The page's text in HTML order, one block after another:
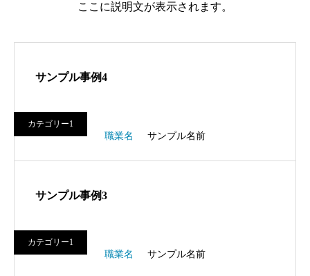
ここに説明文が表示されます。
サンプル事例4
職業名 サンプル名前
カテゴリー1
サンプル事例3
職業名 サンプル名前
カテゴリー1